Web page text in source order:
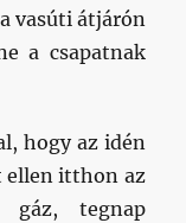
vasúti átjárón
a csapatnak
hogy az idén
ellen itthon az
gáz, tegnap